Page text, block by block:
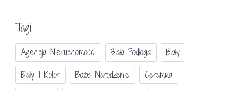
Tagi
Agencja Nieruchomości Biała Podłoga
Biały
Biały I Kolor
Boże Narodzenie
Ceramika